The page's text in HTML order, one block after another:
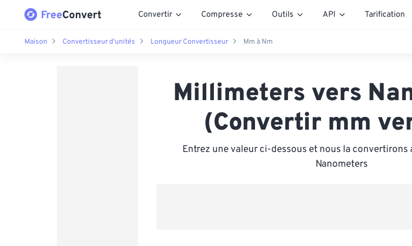
Convertir Compresse Outils API Tarification
Maison Convertisseur d'unités Longueur Convertisseur Mm à Nm
Millimeters vers
(Convertir mm
Entrez une valeur ci-dessous et nous la
Nanometers